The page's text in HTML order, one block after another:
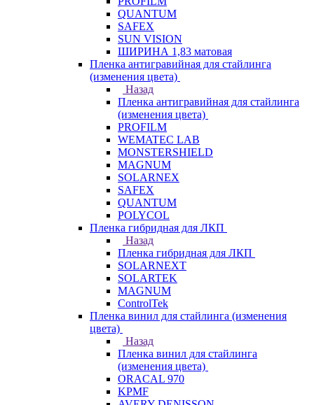
QUANTUM
SAFEX
SUN VISION
ШИРИНА 1,83 матовая
Пленка антигравийная для стайлинга
(изменения цвета)
Назад
Пленка антигравийная для стайлинга
(изменения цвета)
PROFILM
WEMATEC LAB
MONSTERSHIELD
MAGNUM
SOLARNEX
SAFEX
QUANTUM
POLYCOL
Пленка гибридная для ЛКП
Назад
Пленка гибридная для ЛКП
SOLARNEXT
SOLARTEK
MAGNUM
ControlTek
Пленка винил для стайлинга (изменения
цвета)
Назад
Пленка винил для стайлинга
(изменения цвета)
ORACAL 970
KPMF